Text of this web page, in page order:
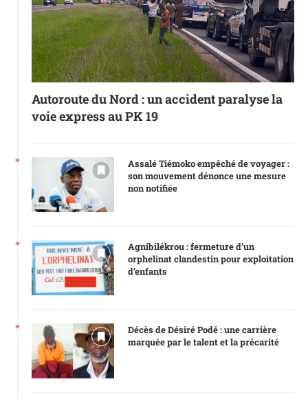
Autoroute du Nord : un accident paralyse la
voie express au PK 19
Assalé Tiémoko empêché de voyager :
son mouvement dénonce une mesure
non notifiée
Agnibilékrou : fermeture d’un
orphelinat clandestin pour exploitation
d’enfants
Décès de Désiré Podé : une carrière
marquée par le talent et la précarité